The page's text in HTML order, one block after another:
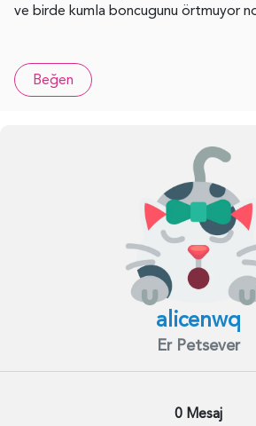
ve birde kumla boncugunu örtmuyor
Beğen
alicenwq
Er Petsever
0 Mesaj